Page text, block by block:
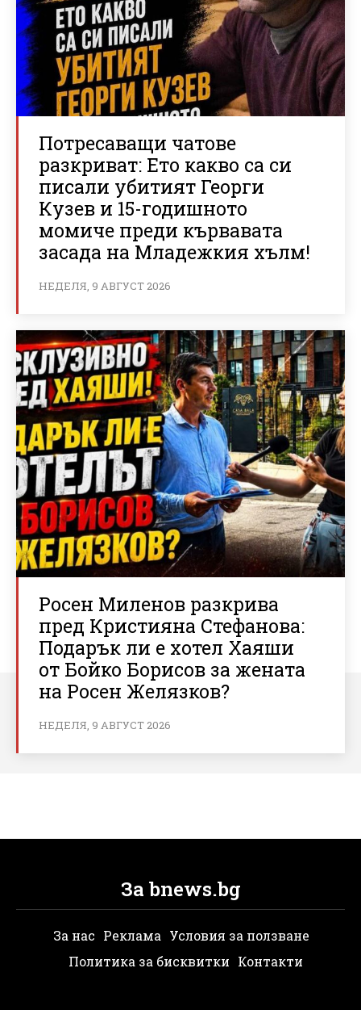
Потресаващи чатове
разкриват: Ето какво са си
писали убитият Георги
Кузев и 15-годишното
момиче преди кървавата
засада на Младежкия хълм!
НЕДЕЛЯ, 9 АВГУСТ 2026
Росен Миленов разкрива
пред Кристияна Стефанова:
Подарък ли е хотел Хаяши
от Бойко Борисов за жената
на Росен Желязков?
НЕДЕЛЯ, 9 АВГУСТ 2026
За bnews.bg
За нас Реклама Условия за ползване
Политика за бисквитки Контакти